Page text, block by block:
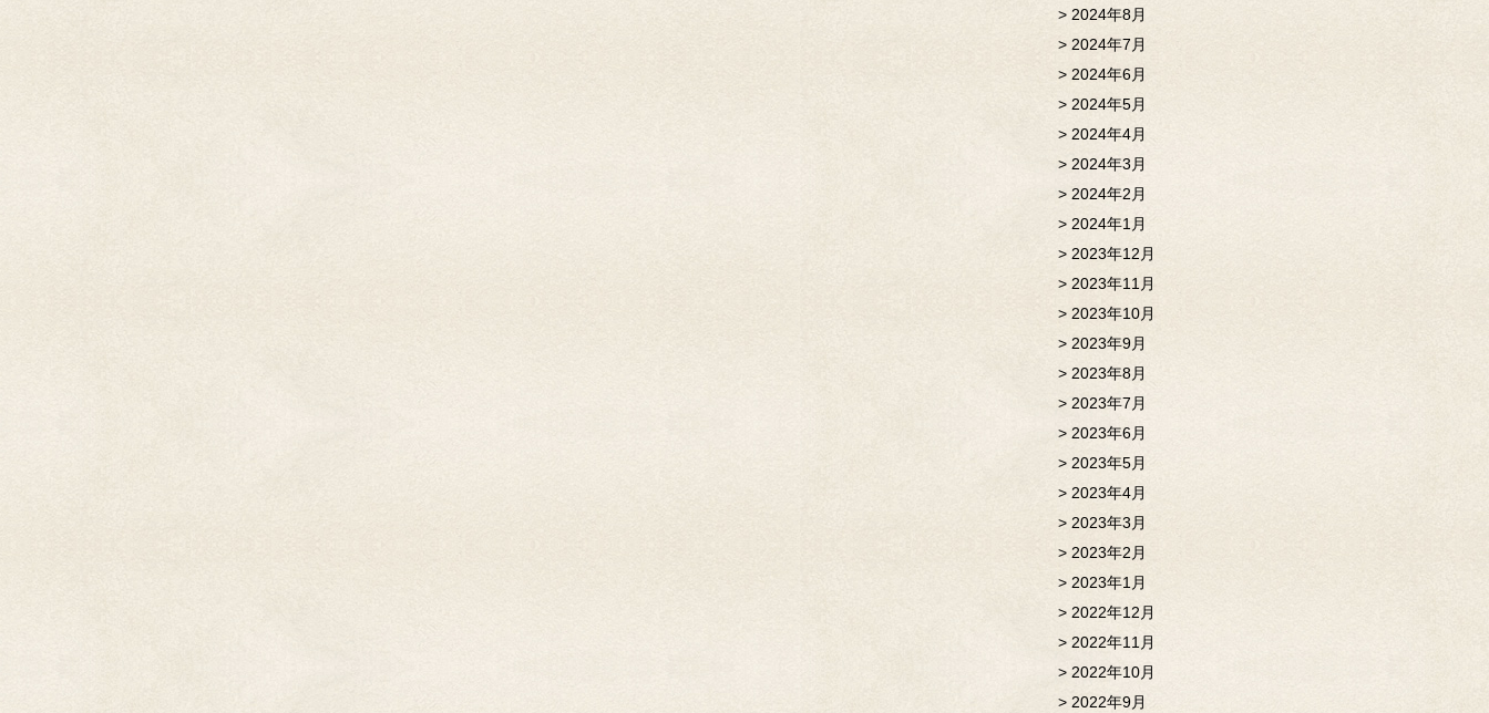
2024年8月
2024年7月
2024年6月
2024年5月
2024年4月
2024年3月
2024年2月
2024年1月
2023年12月
2023年11月
2023年10月
2023年9月
2023年8月
2023年7月
2023年6月
2023年5月
2023年4月
2023年3月
2023年2月
2023年1月
2022年12月
2022年11月
2022年10月
2022年9月